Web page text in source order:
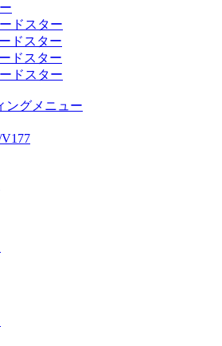
ドスター
ドスター
ドスター
ドスター
ングメニュー